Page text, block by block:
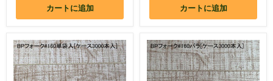
カートに追加 カートに追加